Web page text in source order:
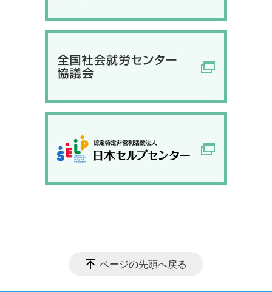
ページの先頭へ戻る